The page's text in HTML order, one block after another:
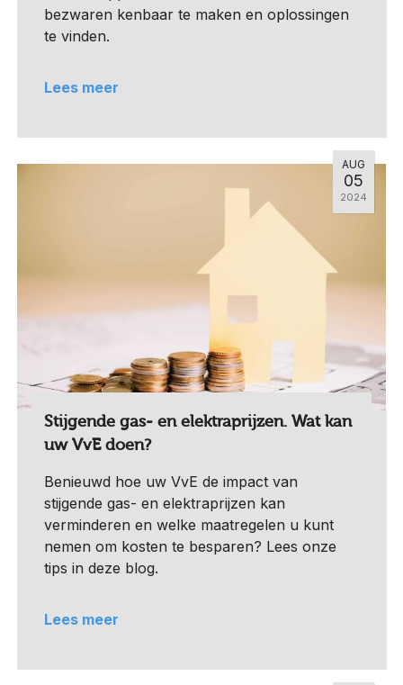
bezwaren kenbaar te maken en oplossingen
te vinden.
Lees meer
AUG
05
2024
Stijgende gas- en elektraprijzen. Wat kan
uw VvE doen?
Benieuwd hoe uw VvE de impact van
stijgende gas- en elektraprijzen kan
verminderen en welke maatregelen u kunt
nemen om kosten te besparen? Lees onze
tips in deze blog.
Lees meer